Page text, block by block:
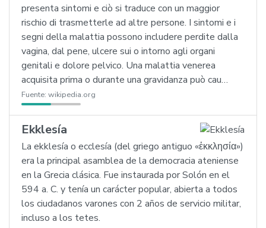
presenta sintomi e ciò si traduce con un maggior
rischio di trasmetterle ad altre persone. I sintomi e i
segni della malattia possono includere perdite dalla
vagina, dal pene, ulcere sui o intorno agli organi
genitali e dolore pelvico. Una malattia venerea
acquisita prima o durante una gravidanza può cau…
Fuente: wikipedia.org
Ekklesía
La ekklesía o ecclesía (del griego antiguo «ἐκκλησία»)
era la principal asamblea de la democracia ateniense
en la Grecia clásica. Fue instaurada por Solón en el
594 a. C. y tenía un carácter popular, abierta a todos
los ciudadanos varones con 2 años de servicio militar,
incluso a los tetes.